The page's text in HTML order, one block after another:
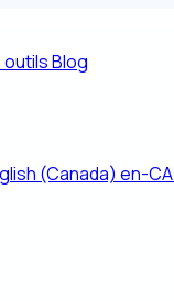
Blog
(Canada) en-CA